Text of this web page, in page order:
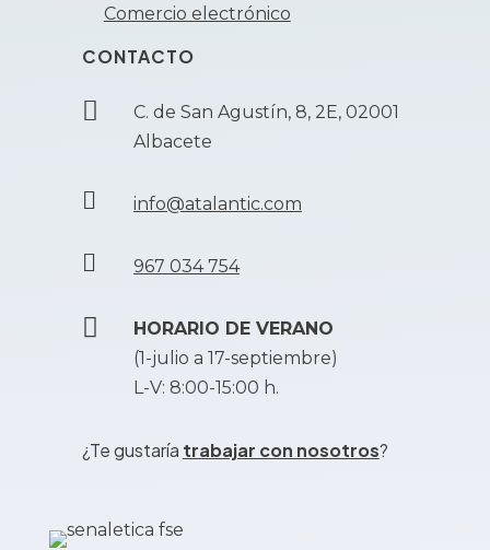
Comercio electrónico
CONTACTO

C. de San Agustín, 8, 2E, 02001
Albacete
 info@atalantic.com
 967 034 754

HORARIO DE VERANO
(1-julio a 17-septiembre)
L-V: 8:00-15:00 h.
¿Te gustaría trabajar con nosotros?